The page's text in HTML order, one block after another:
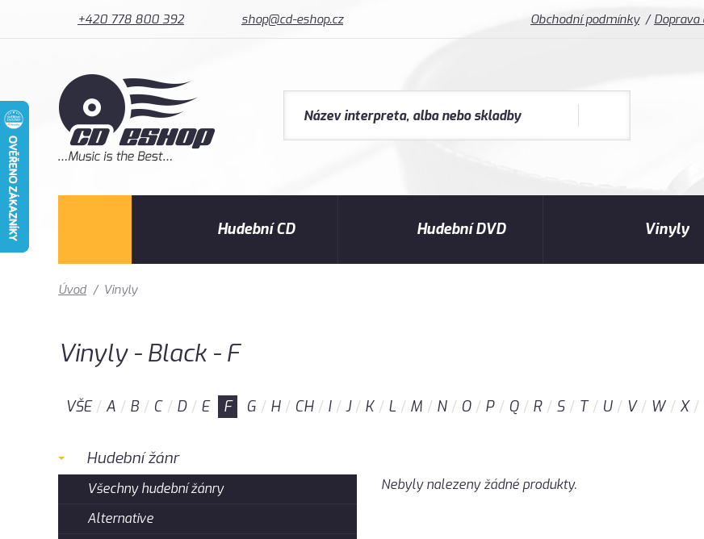
+420 778 800 392 shop@cd-eshop.cz Obchodní podmínky Doprava
Hudební CD Hudební DVD Vinyly
Úvod / Vinyly
Vinyly - Black - F
VŠE A B C D E F G H CH I J K L M N O P Q R S T U V W X
Hudební žánr
Všechny hudební žánry
Alternative
Nebyly nalezeny žádné produkty.